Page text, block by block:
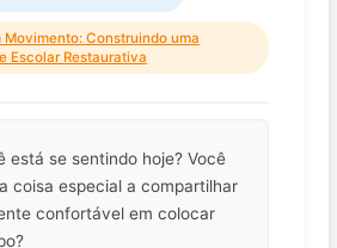
Movimento: Construindo uma
Escolar Restaurativa
está se sentindo hoje? Você
coisa especial a compartilhar
confortável em colocar